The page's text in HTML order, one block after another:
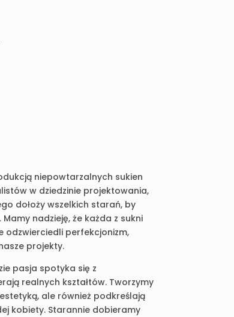
niepowtarzalnych sukien
w dziedzinie projektowania,
dołoży wszelkich starań, by
nadzieję, że każda z sukni
odzwierciedli perfekcjonizm,
projekty.
pasja spotyka się z
realnych kształtów. Tworzymy
ale również podkreślają
kobiety. Starannie dobieramy